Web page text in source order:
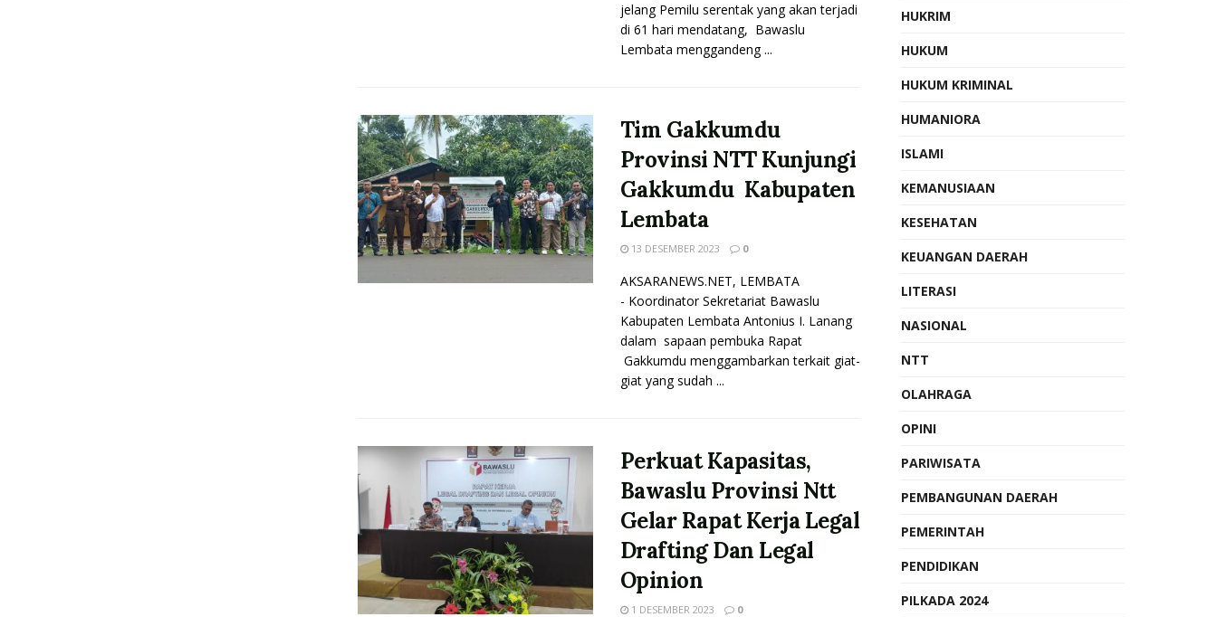
jelang Pemilu serentak yang akan terjadi
di 61 hari mendatang, Bawaslu
Lembata menggandeng ...
Tim Gakkumdu
Provinsi NTT Kunjungi
Gakkumdu Kabupaten
Lembata
13 DESEMBER 2023 0
AKSARANEWS.NET, LEMBATA
- Koordinator Sekretariat Bawaslu
Kabupaten Lembata Antonius I. Lanang
dalam sapaan pembuka Rapat
Gakkumdu menggambarkan terkait giat-
giat yang sudah ...
Perkuat Kapasitas,
Bawaslu Provinsi Ntt
Gelar Rapat Kerja Legal
Drafting Dan Legal
Opinion
1 DESEMBER 2023 0
HUKRIM
HUKUM
HUKUM KRIMINAL
HUMANIORA
ISLAMI
KEMANUSIAAN
KESEHATAN
KEUANGAN DAERAH
LITERASI
NASIONAL
NTT
OLAHRAGA
OPINI
PARIWISATA
PEMBANGUNAN DAERAH
PEMERINTAH
PENDIDIKAN
PILKADA 2024